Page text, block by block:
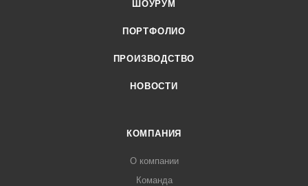
ШОУРУМ
ПОРТФОЛИО
ПРОИЗВОДСТВО
НОВОСТИ
КОМПАНИЯ
О компании
Команда